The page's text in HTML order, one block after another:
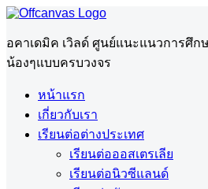
อคาเดมิค เวิลด์ ศูนย์แนะแนวการศึก
น้องๆแบบครบวงจร
หน้าแรก
เกี่ยวกับเรา
เรียนต่อต่างประเทศ
เรียนต่อออสเตรเลีย
เรียนต่อนิวซีแลนด์